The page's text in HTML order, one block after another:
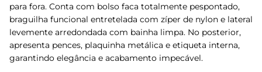
para fora. Conta com bolso faca totalmente pespontado,
braguilha funcional entretelada com zíper de nylon e lateral
levemente arredondada com bainha limpa. No posterior,
apresenta pences, plaquinha metálica e etiqueta interna,
garantindo elegância e acabamento impecável.